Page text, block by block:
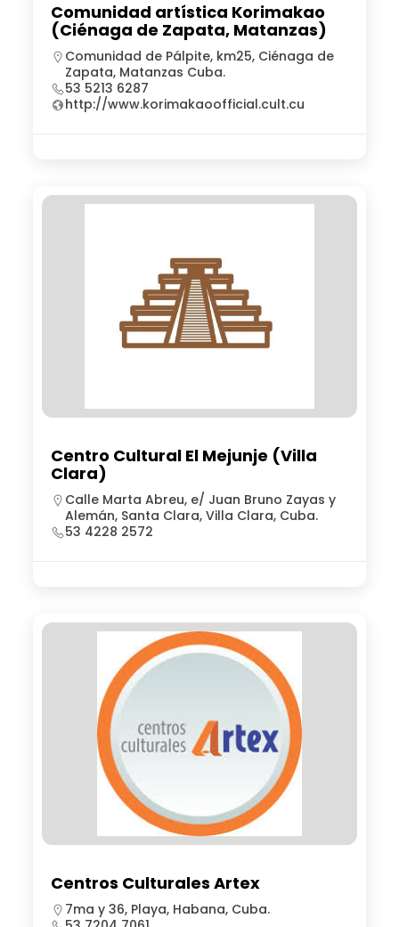
Comunidad artística Korimakao
(Ciénaga de Zapata, Matanzas)
Comunidad de Pálpite, km25, Ciénaga de
Zapata, Matanzas Cuba.
53 5213 6287
http://www.korimakaoofficial.cult.cu
Centro Cultural El Mejunje (Villa
Clara)
Calle Marta Abreu, e/ Juan Bruno Zayas y
Alemán, Santa Clara, Villa Clara, Cuba.
53 4228 2572
Centros Culturales Artex
7ma y 36, Playa, Habana, Cuba.